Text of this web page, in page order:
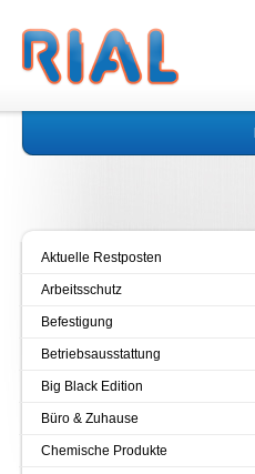
Aktuelle Restposten
Arbeitsschutz
Befestigung
Betriebsausstattung
Big Black Edition
Büro & Zuhause
Chemische Produkte